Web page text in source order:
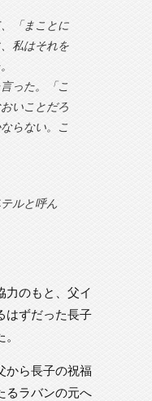
「まことに
私はそれを
った。「こ
いことだろ
らない。こ
ルと呼ん
力のもと、父イ
はずだった長子
から長子の祝福
るラバンの元へ